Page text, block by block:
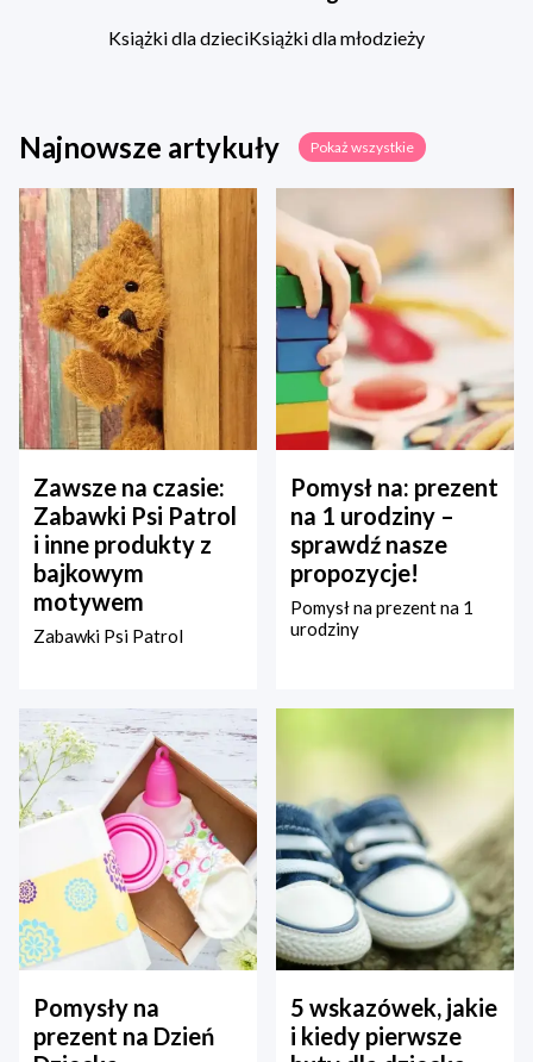
Książki dla dzieciKsiążki dla młodzieży
Najnowsze artykuły Pokaż wszystkie
Zawsze na czasie:
Zabawki Psi Patrol
i inne produkty z
bajkowym
motywem
Zabawki Psi Patrol
Pomysł na: prezent
na 1 urodziny –
sprawdź nasze
propozycje!
Pomysł na prezent na 1
urodziny
Pomysły na
prezent na Dzień
5 wskazówek, jakie
i kiedy pierwsze